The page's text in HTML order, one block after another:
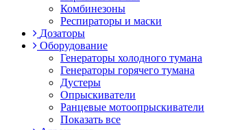
Комбинезоны
Респираторы и маски
Дозаторы
Оборудование
Генераторы холодного тумана
Генераторы горячего тумана
Дустеры
Опрыскиватели
Ранцевые мотоопрыскиватели
Показать все